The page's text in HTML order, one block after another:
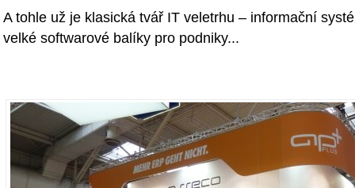
A tohle už je klasická tvář IT veletrhu – informační
velké softwarové balíky pro podniky...